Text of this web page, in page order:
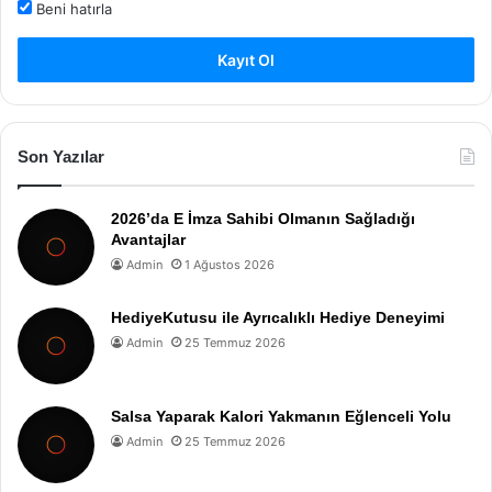
Beni hatırla
Kayıt Ol
Son Yazılar
2026’da E İmza Sahibi Olmanın Sağladığı
Avantajlar
Admin 1 Ağustos 2026
HediyeKutusu ile Ayrıcalıklı Hediye Deneyimi
Admin 25 Temmuz 2026
Salsa Yaparak Kalori Yakmanın Eğlenceli Yolu
Admin 25 Temmuz 2026